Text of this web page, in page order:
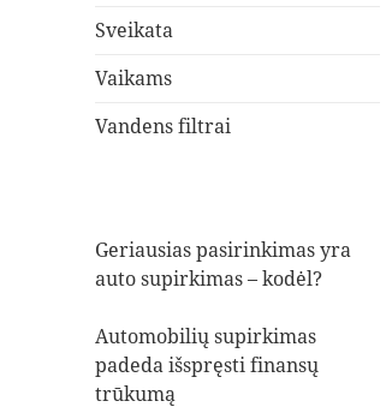
Sveikata
Vaikams
Vandens filtrai
Geriausias pasirinkimas yra
auto supirkimas – kodėl?
Automobilių supirkimas
padeda išspręsti finansų
trūkumą